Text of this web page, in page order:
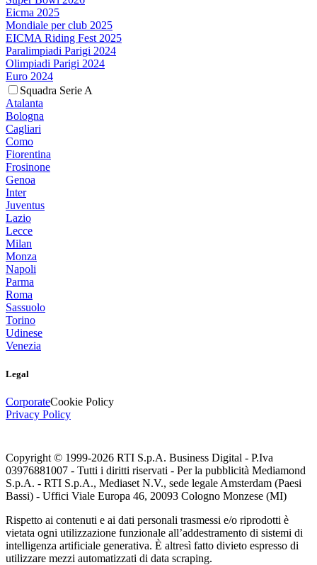
Eicma 2025
Mondiale per club 2025
EICMA Riding Fest 2025
Paralimpiadi Parigi 2024
Olimpiadi Parigi 2024
Euro 2024
Squadra Serie A
Atalanta
Bologna
Cagliari
Como
Fiorentina
Frosinone
Genoa
Inter
Juventus
Lazio
Lecce
Milan
Monza
Napoli
Parma
Roma
Sassuolo
Torino
Udinese
Venezia
Legal
CorporateCookie Policy
Privacy Policy
Copyright © 1999-2026 RTI S.p.A. Business Digital - P.Iva
03976881007 - Tutti i diritti riservati - Per la pubblicità Mediamond
S.p.A. - RTI S.p.A., Mediaset N.V., sede legale Amsterdam (Paesi
Bassi) - Uffici Viale Europa 46, 20093 Cologno Monzese (MI)
Rispetto ai contenuti e ai dati personali trasmessi e/o riprodotti è
vietata ogni utilizzazione funzionale all’addestramento di sistemi di
intelligenza artificiale generativa. È altresì fatto divieto espresso di
utilizzare mezzi automatizzati di data scraping.